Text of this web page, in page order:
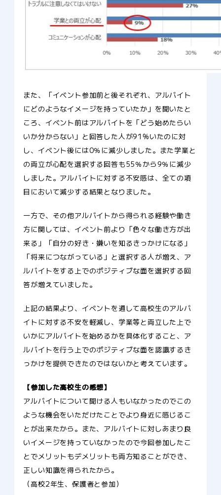
また、「イベント参加前と後それぞれ、アルバイト
にどのようなイメージを持っていたか」を聞いたと
ころ、イベント前はアルバイトを「どう始めたらい
いか分からない」と回答した人が91%いたのに対
し、イベント後には0％に減少しました。また学業と
の両立が心配を選択する回答も55％から9％に減少
しました。アルバイトに対する不安感は、全ての項
目において減少する結果となりました。
一方で、その他アルバイトから得られる経験や働き
方に関しては、イベント前より「色々な働き方が出
来る」「自分の好き・嫌いを知るきっかけになる」
「将来につながっている」と選択する人が増え、ア
ルバイトをする上でのポジティブな面を選択する回
答が増えていました。
上記の結果より、イベントを通して高校生のアルバ
イトに対する不安を軽減し、学業等と両立した上で
いかにアルバイトを始めるかを具体化すること、ア
ルバイトを行う上でのポジティブな面を認識するき
っかけを提供できたのではないかと考えています。
【参加した高校生の感想】
アルバイトについて聞ける人もいなかったのでこの
ような機会をいただけたことでより身近に感じるこ
とが出来たから。また、アルバイトに対しあまり良
いイメージを持っていなかったので今回参加したこ
とでメリットもデメリットも両方知ることができ、
正しい知識を得られたから。
（高校2年生、保護者と参加）